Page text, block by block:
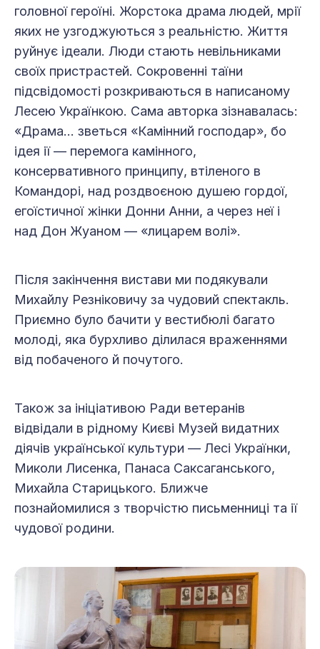
головної героїні. Жорстока драма людей, мрії
яких не узгоджуються з реальністю. Життя
руйнує ідеали. Люди стають невільниками
своїх пристрастей. Сокровенні таїни
підсвідомості розкриваються в написаному
Лесею Українкою. Сама авторка зізнавалась:
«Драма… зветься «Камінний господар», бо
ідея ії — перемога камінного,
консервативного принципу, втіленого в
Командорі, над роздвоєною душею гордої,
егоїстичної жінки Донни Анни, а через неї і
над Дон Жуаном — «лицарем волі».
Після закінчення вистави ми подякували
Михайлу Резніковичу за чудовий спектакль.
Приємно було бачити у вестибюлі багато
молоді, яка бурхливо ділилася враженнями
від побаченого й почутого.
Також за ініціативою Ради ветеранів
відвідали в рідному Києві Музей видатних
діячів української культури — Лесі Українки,
Миколи Лисенка, Панаса Саксаганського,
Михайла Старицького. Ближче
познайомилися з творчістю письменниці та ії
чудової родини.